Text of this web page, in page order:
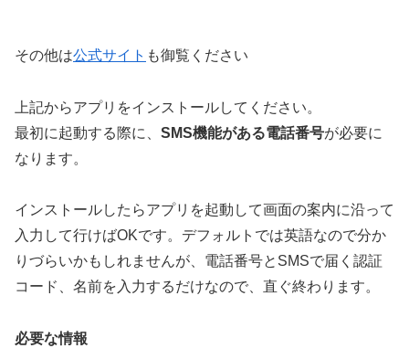
その他は公式サイト も御覧ください
上記からアプリをインストールしてください。
最初に起動する際に、 SMS機能がある電話番号が必要に
なります。
インストールしたらアプリを起動して画面の案内に沿って
入力して行けばOKです。デフォルトでは英語なので分か
りづらいかもしれませんが、電話番号とSMSで届く認証
コード、名前を入力するだけなので、直ぐ終わります。
必要な情報